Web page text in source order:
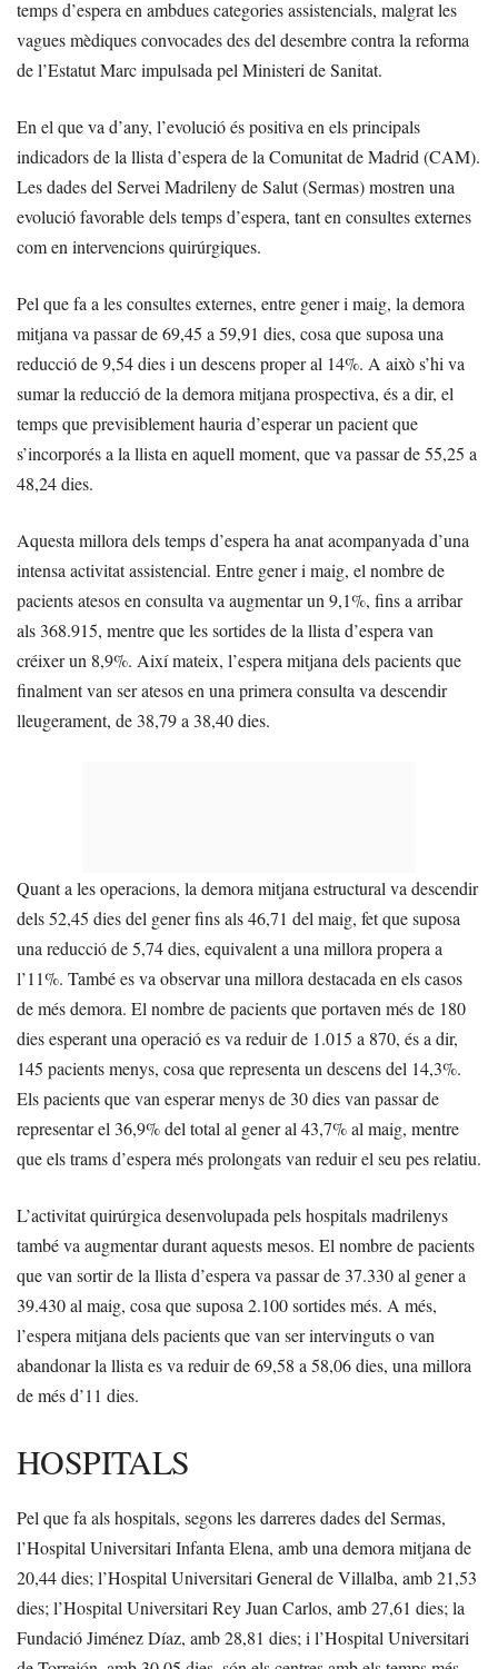
temps d’espera en ambdues categories assistencials, malgrat les
vagues mèdiques convocades des del desembre contra la reforma
de l’Estatut Marc impulsada pel Ministeri de Sanitat.
En el que va d’any, l’evolució és positiva en els principals
indicadors de la llista d’espera de la Comunitat de Madrid (CAM).
Les dades del Servei Madrileny de Salut (Sermas) mostren una
evolució favorable dels temps d’espera, tant en consultes externes
com en intervencions quirúrgiques.
Pel que fa a les consultes externes, entre gener i maig, la demora
mitjana va passar de 69,45 a 59,91 dies, cosa que suposa una
reducció de 9,54 dies i un descens proper al 14%. A això s’hi va
sumar la reducció de la demora mitjana prospectiva, és a dir, el
temps que previsiblement hauria d’esperar un pacient que
s’incorporés a la llista en aquell moment, que va passar de 55,25 a
48,24 dies.
Aquesta millora dels temps d’espera ha anat acompanyada d’una
intensa activitat assistencial. Entre gener i maig, el nombre de
pacients atesos en consulta va augmentar un 9,1%, fins a arribar
als 368.915, mentre que les sortides de la llista d’espera van
créixer un 8,9%. Així mateix, l’espera mitjana dels pacients que
finalment van ser atesos en una primera consulta va descendir
lleugerament, de 38,79 a 38,40 dies.
Quant a les operacions, la demora mitjana estructural va descendir
dels 52,45 dies del gener fins als 46,71 del maig, fet que suposa
una reducció de 5,74 dies, equivalent a una millora propera a
l’11%. També es va observar una millora destacada en els casos
de més demora. El nombre de pacients que portaven més de 180
dies esperant una operació es va reduir de 1.015 a 870, és a dir,
145 pacients menys, cosa que representa un descens del 14,3%.
Els pacients que van esperar menys de 30 dies van passar de
representar el 36,9% del total al gener al 43,7% al maig, mentre
que els trams d’espera més prolongats van reduir el seu pes relatiu.
L’activitat quirúrgica desenvolupada pels hospitals madrilenys
també va augmentar durant aquests mesos. El nombre de pacients
que van sortir de la llista d’espera va passar de 37.330 al gener a
39.430 al maig, cosa que suposa 2.100 sortides més. A més,
l’espera mitjana dels pacients que van ser intervinguts o van
abandonar la llista es va reduir de 69,58 a 58,06 dies, una millora
de més d’11 dies.
HOSPITALS
Pel que fa als hospitals, segons les darreres dades del Sermas,
l’Hospital Universitari Infanta Elena, amb una demora mitjana de
20,44 dies; l’Hospital Universitari General de Villalba, amb 21,53
dies; l’Hospital Universitari Rey Juan Carlos, amb 27,61 dies; la
Fundació Jiménez Díaz, amb 28,81 dies; i l’Hospital Universitari